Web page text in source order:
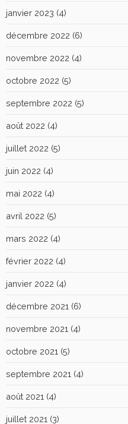
janvier 2023 (4)
décembre 2022 (6)
novembre 2022 (4)
octobre 2022 (5)
septembre 2022 (5)
août 2022 (4)
juillet 2022 (5)
juin 2022 (4)
mai 2022 (4)
avril 2022 (5)
mars 2022 (4)
février 2022 (4)
janvier 2022 (4)
décembre 2021 (6)
novembre 2021 (4)
octobre 2021 (5)
septembre 2021 (4)
août 2021 (4)
juillet 2021 (3)